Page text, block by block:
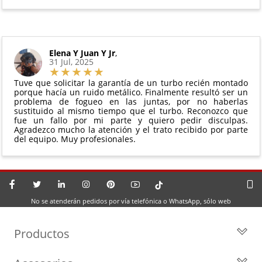
Elena Y Juan Y Jr,
31 Jul, 2025
Tuve que solicitar la garantía de un turbo recién montado
porque hacía un ruido metálico. Finalmente resultó ser un
problema de fogueo en las juntas, por no haberlas
sustituido al mismo tiempo que el turbo. Reconozco que
fue un fallo por mi parte y quiero pedir disculpas.
Agradezco mucho la atención y el trato recibido por parte
del equipo. Muy profesionales.
No se atenderán pedidos por vía telefónica o WhatsApp, sólo web
Productos